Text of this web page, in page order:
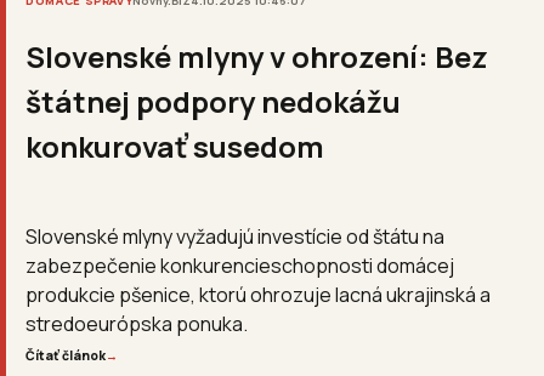
Slovenské mlyny v ohrození: Bez
štátnej podpory nedokážu
konkurovať susedom
Slovenské mlyny vyžadujú investície od štátu na
zabezpečenie konkurencieschopnosti domácej
produkcie pšenice, ktorú ohrozuje lacná ukrajinská a
stredoeurópska ponuka.
Čítať článok→